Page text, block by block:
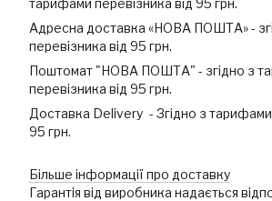
Адресна доставка «НОВА ПОШТА» -
перевізника від 95 грн.
Поштомат "НОВА ПОШТА" - згідно з
перевізника від 95 грн.
Доставка Delivery - Згідно з тарифами
95 грн.
Більше інформації про доставку
Гарантія від виробника надається